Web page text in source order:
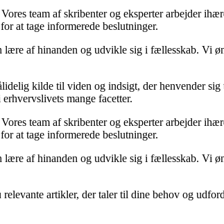
team af skribenter og eksperter arbejder
at tage informerede beslutninger.
af hinanden og udvikle sig i fællesskab. Vi
kilde til viden og indsigt, der henvender sig
mange facetter.
team af skribenter og eksperter arbejder
at tage informerede beslutninger.
af hinanden og udvikle sig i fællesskab. Vi
artikler, der taler til dine behov og